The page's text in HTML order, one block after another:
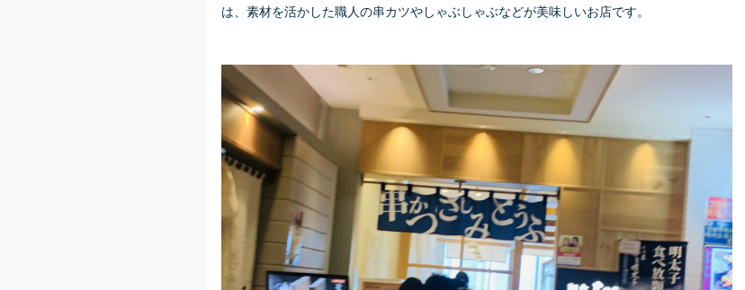
は、素材を活かした職人の串カツやしゃぶしゃぶなどが美味しいお店です。